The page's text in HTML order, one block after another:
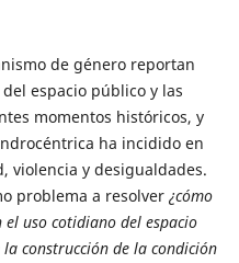
de género reportan
espacio público y las
momentos históricos, y
ha incidido en
violencia y desigualdades.
problema a resolver ¿cómo
uso cotidiano del espacio
construcción de la condición